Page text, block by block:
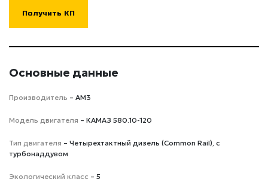
Получить КП
Основные данные
Производитель – AM3
Модель двигателя – КАМАЗ 580.10-120
Тип двигателя – Четырехтактный дизель (Common Rail), с
турбонаддувом
Экологический класс – 5